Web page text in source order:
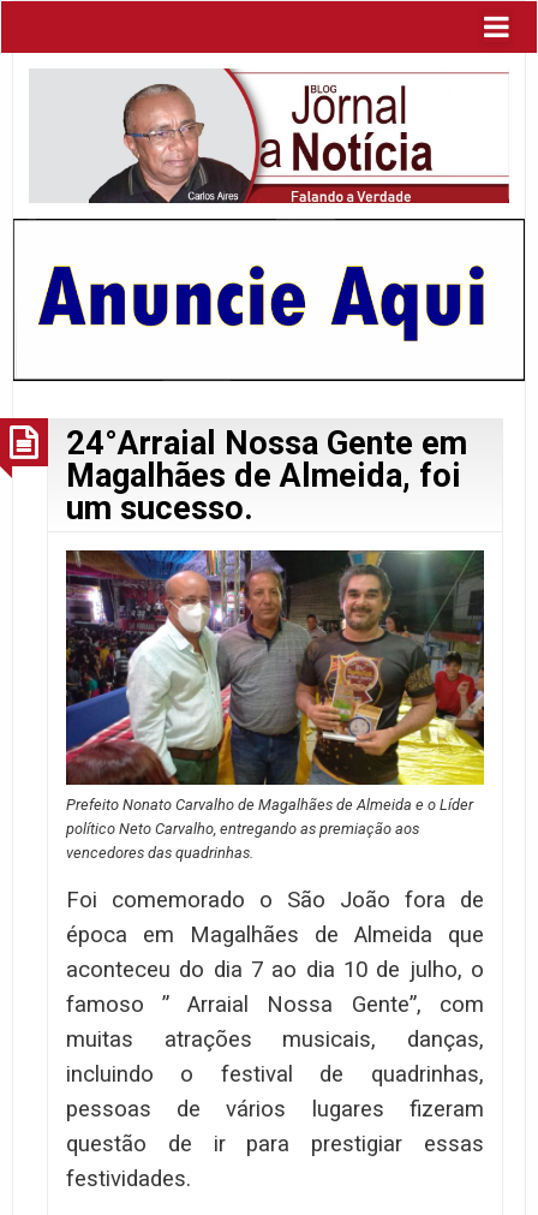
24°Arraial Nossa Gente em
Magalhães de Almeida, foi
um sucesso.
Prefeito Nonato Carvalho de Magalhães de Almeida e o Líder
político Neto Carvalho, entregando as premiação aos
vencedores das quadrinhas.
Foi comemorado o São João fora de
época em Magalhães de Almeida que
aconteceu do dia 7 ao dia 10 de julho, o
famoso ” Arraial Nossa Gente”, com
muitas atrações musicais, danças,
incluindo o festival de quadrinhas,
pessoas de vários lugares fizeram
questão de ir para prestigiar essas
festividades.